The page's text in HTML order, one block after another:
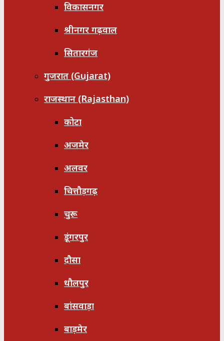
विकासनगर
श्रीनगर गढ़वाल
सितारगंज
गुजरात (Gujarat)
राजस्थान (Rajasthan)
कोटा
अजमेर
अलवर
चित्तौड़गढ़
चुरू
डूंगरपुर
दौसा
धौलपुर
बांसवाड़ा
बाड़मेर